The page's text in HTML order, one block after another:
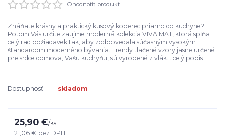
Ohodnotiť produkt
Zháňate krásny a praktický kusový koberec priamo do kuchyne?
Potom Vás určite zaujme moderná kolekcia VIVA MAT, ktorá spľňa
celý rad požiadavek tak, aby zodpovedala súčasným vysokým
štandardom moderného bývania. Trendy tlačené vzory jasne určené
pre srdce domova, Vašu kuchyňu, sú vyrobené z vlák... celý popis
Dostupnosť skladom
25,90 €/ks
21,06 € bez DPH